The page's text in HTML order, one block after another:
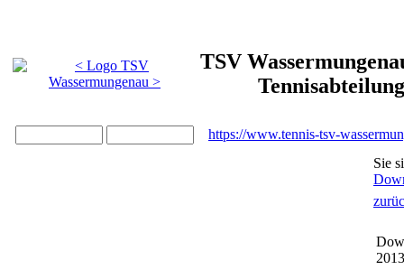
TSV
Tennisabteilung
https://www.tennis-tsv-
Sie
2013